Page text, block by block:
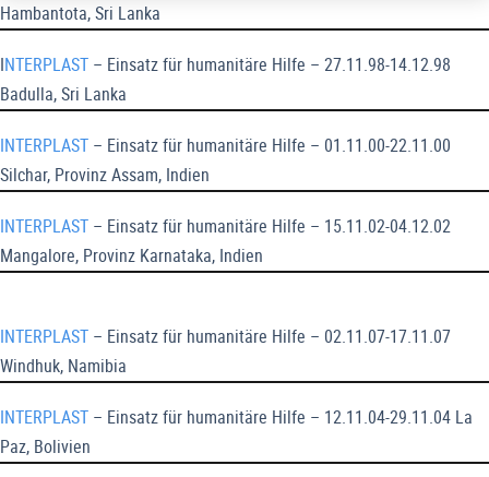
Hambantota, Sri Lanka
INTERPLAST – Einsatz für humanitäre Hilfe – 27.11.98-14.12.98
Badulla, Sri Lanka
INTERPLAST – Einsatz für humanitäre Hilfe – 01.11.00-22.11.00
Silchar, Provinz Assam, Indien
INTERPLAST – Einsatz für humanitäre Hilfe – 15.11.02-04.12.02
Mangalore, Provinz Karnataka, Indien
INTERPLAST – Einsatz für humanitäre Hilfe – 02.11.07-17.11.07
Windhuk, Namibia
INTERPLAST – Einsatz für humanitäre Hilfe – 12.11.04-29.11.04 La
Paz, Bolivien